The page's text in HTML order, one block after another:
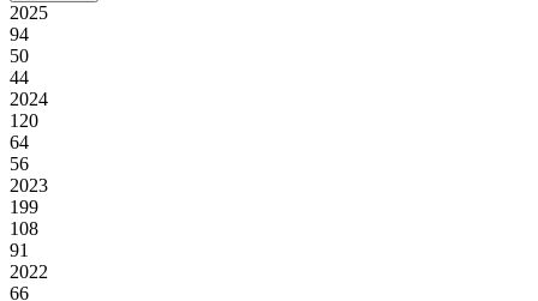
2025
94
50
44
2024
120
64
56
2023
199
108
91
2022
66